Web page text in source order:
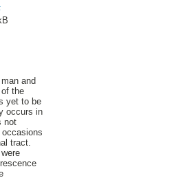
and
the
yet to be
occurs in
not
tract.